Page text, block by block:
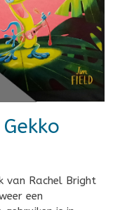
van Rachel Bright
een